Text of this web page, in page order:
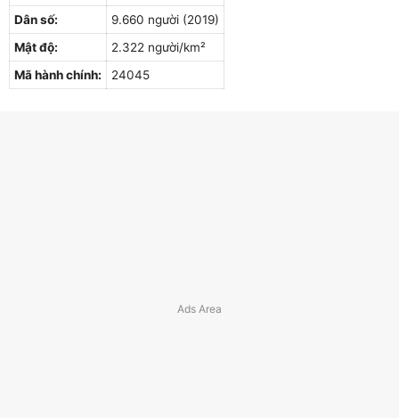
Dân số:
9.660 người (2019)
Mật độ:
2.322 người/km²
Mã hành chính:
24045